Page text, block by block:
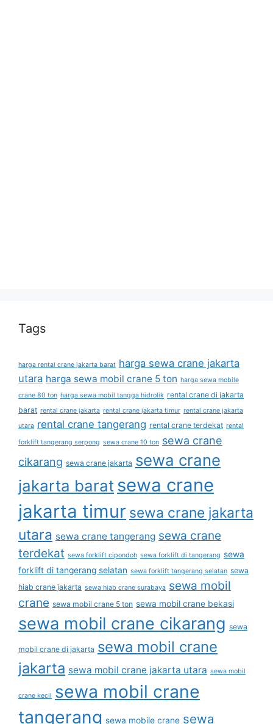
Tags
harga rental crane jakarta barat harga sewa crane jakarta
utara harga sewa mobil crane 5 ton harga sewa mobile
crane 80 ton harga sewa mobil tangga hidrolik rental crane di jakarta
barat rental crane jakarta rental crane jakarta timur rental crane jakarta
utara rental crane tangerang rental crane terdekat rental
forklift tangerang serpong sewa crane 10 ton sewa crane
cikarang sewa crane jakarta sewa crane
jakarta barat sewa crane
jakarta timur sewa crane jakarta
utara sewa crane tangerang sewa crane
terdekat sewa forklift cipondoh sewa forklift di tangerang sewa
forklift di tangerang selatan sewa forklift tangerang selatan sewa
hiab crane jakarta sewa hiab crane surabaya sewa mobil
crane sewa mobil crane 5 ton sewa mobil crane bekasi
sewa mobil crane cikarang sewa
mobil crane di jakarta sewa mobil crane
jakarta sewa mobil crane jakarta utara sewa mobil
crane kecil sewa mobil crane
tangerang sewa mobile crane sewa